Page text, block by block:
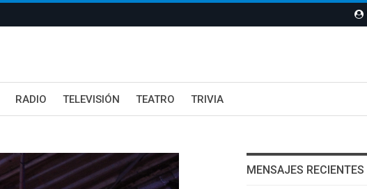
RADIO TELEVISIÓN TEATRO TRIVIA
MENSAJES RECIENTES